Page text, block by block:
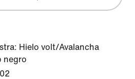
Hielo volt/Avalancha
negro